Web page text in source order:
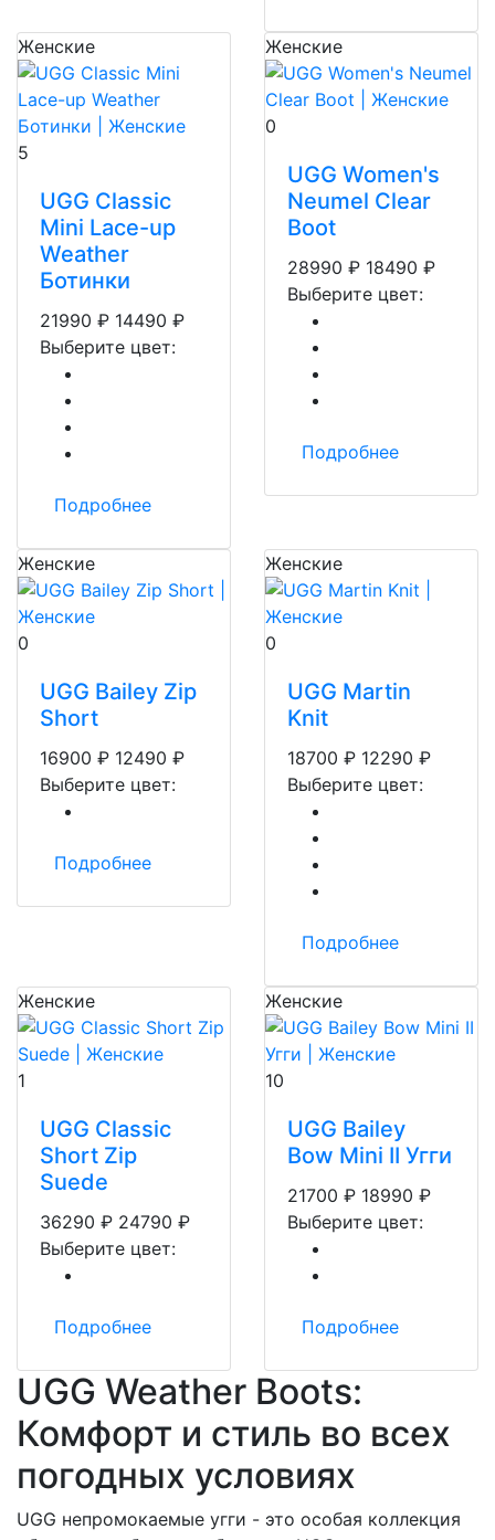
Женские
5
UGG Classic
Mini Lace-up
Weather
Ботинки
21990 ₽ 14490 ₽
Выберите цвет:
Подробнее
Женские
0
UGG Women's
Neumel Clear
Boot
28990 ₽ 18490 ₽
Выберите цвет:
Подробнее
Женские
0
UGG Bailey Zip
Short
16900 ₽ 12490 ₽
Выберите цвет:
Подробнее
Женские
0
UGG Martin
Knit
18700 ₽ 12290 ₽
Выберите цвет:
Подробнее
Женские
1
UGG Classic
Short Zip
Suede
36290 ₽ 24790 ₽
Выберите цвет:
Подробнее
Женские
10
UGG Bailey
Bow Mini II Угги
21700 ₽ 18990 ₽
Выберите цвет:
Подробнее
UGG Weather Boots:
Комфорт и стиль во всех
погодных условиях
UGG непромокаемые угги - это особая коллекция